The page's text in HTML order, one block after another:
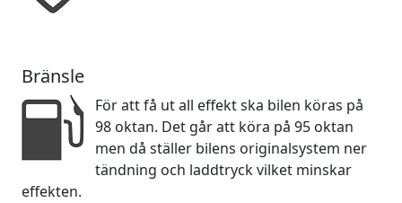
Bränsle
För att få ut all effekt ska bilen köras på
98 oktan. Det går att köra på 95 oktan
men då ställer bilens originalsystem ner
tändning och laddtryck vilket minskar
effekten.